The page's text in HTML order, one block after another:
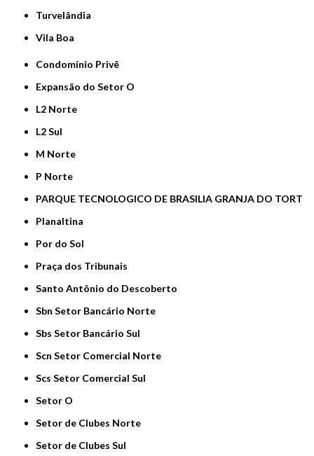
Turvelândia
Vila Boa
Condomínio Privê
Expansão do Setor O
L2 Norte
L2 Sul
M Norte
P Norte
PARQUE TECNOLOGICO DE BRASILIA GRANJA DO TORT
Planaltina
Por do Sol
Praça dos Tribunais
Santo Antônio do Descoberto
Sbn Setor Bancário Norte
Sbs Setor Bancário Sul
Scn Setor Comercial Norte
Scs Setor Comercial Sul
Setor O
Setor de Clubes Norte
Setor de Clubes Sul